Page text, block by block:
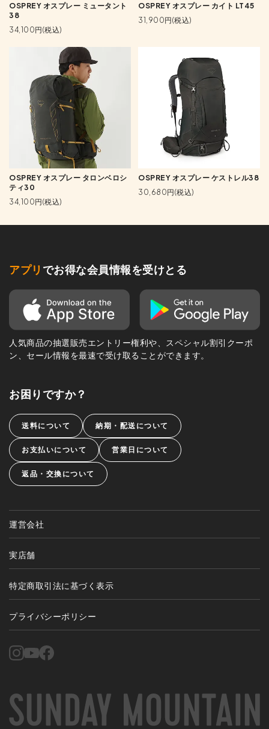
OSPREY オスプレー ミュータント
38
34,100円(税込)
OSPREY オスプレー カイト LT45
31,900円(税込)
OSPREY オスプレー タロンベロシ
ティ30
34,100円(税込)
OSPREY オスプレー ケストレル38
30,680円(税込)
アプリ でお得な会員情報を受けとる
人気商品の抽選販売エントリー権利や、スペシャル割引クーポ
ン、セール情報を最速で受け取ることができます。
お困りですか？
送料について 納期・配送について
お支払いについて 営業日について
返品・交換について
運営会社
実店舗
特定商取引法に基づく表示
プライバシーポリシー